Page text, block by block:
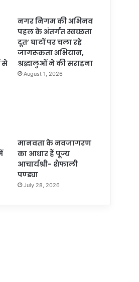
से
नगर निगम की अभिनव
पहल के अंतर्गत स्वच्छता
दूत’ घाटों पर चला रहे
जागरूकता अभियान,
श्रद्धालुओं ने की सराहना
August 1, 2026
मानवता के नवजागरण
का आधार हैं पूज्य
आचार्यश्री- शैफाली
पण्ड्या
July 28, 2026